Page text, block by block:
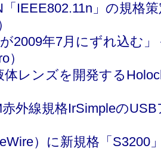
IEEE802.11n」の規格
が2009年7月にずれ込む
）
体レンズを開発する
外線規格IrSimpleの
）に新規格「S3200